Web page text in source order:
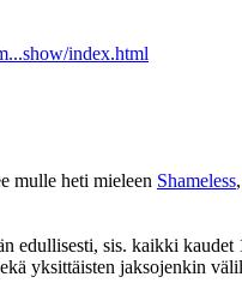
index.html
mulle heti mieleen Shameless
edullisesti, sis. kaikki
yksittäisten jaksojenkin